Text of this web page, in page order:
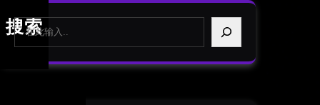
搜索
S